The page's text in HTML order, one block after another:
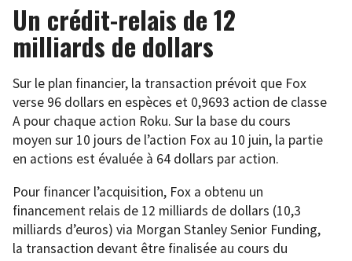
Un crédit-relais de 12
milliards de dollars
Sur le plan financier, la transaction prévoit que Fox
verse 96 dollars en espèces et 0,9693 action de classe
A pour chaque action Roku. Sur la base du cours
moyen sur 10 jours de l’action Fox au 10 juin, la partie
en actions est évaluée à 64 dollars par action.
Pour financer l’acquisition, Fox a obtenu un
financement relais de 12 milliards de dollars (10,3
milliards d’euros) via Morgan Stanley Senior Funding,
la transaction devant être finalisée au cours du